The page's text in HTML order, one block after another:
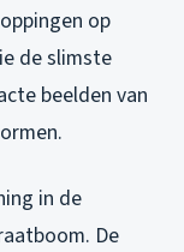
op
de slimste
beelden van
in de
De